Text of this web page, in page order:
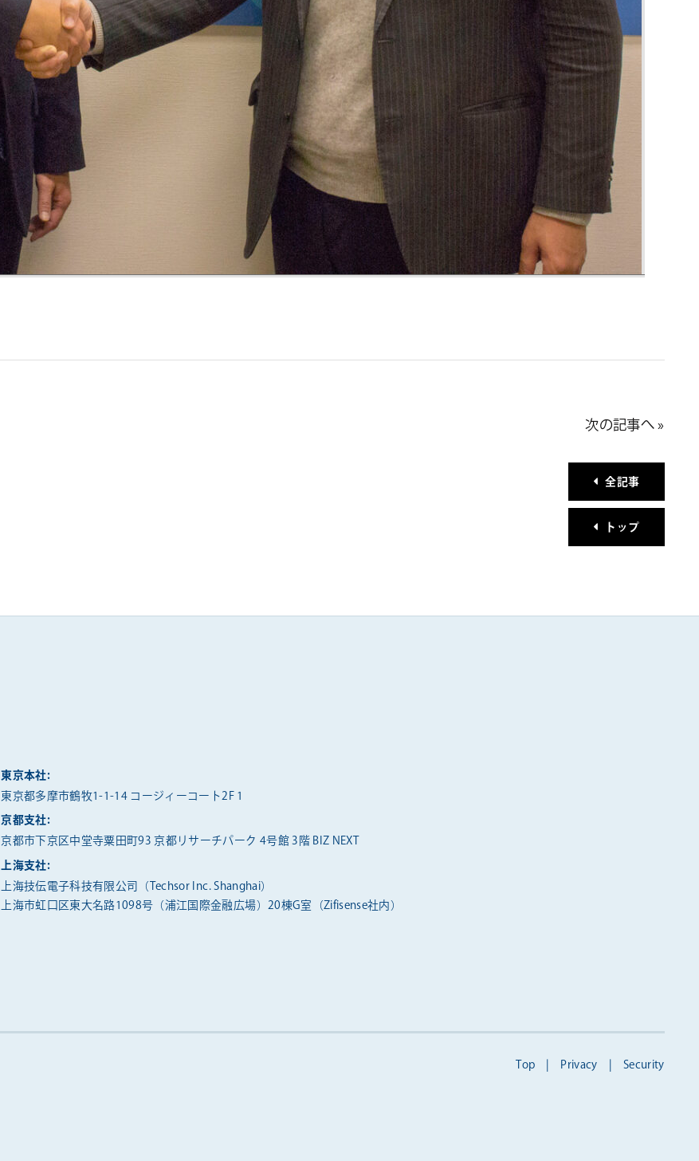
次の記事へ »
全記事
トップ
東京本社:
東京都多摩市鶴牧1-1-14 コージィーコート2F 1
京都支社:
京都市下京区中堂寺粟田町93 京都リサーチパーク 4号館 3階 BIZ NEXT
上海支社:
上海技伝電子科技有限公司（Techsor Inc. Shanghai）
上海市虹口区東大名路1098号（浦江国際金融広場）20棟G室（Zifisense社内）
Top | Privacy | Security